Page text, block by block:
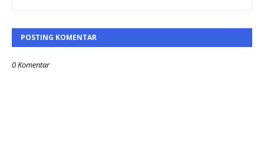
POSTING KOMENTAR
0 Komentar